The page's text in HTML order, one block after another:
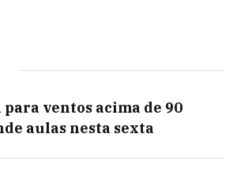
ventos acima de 90
aulas nesta sexta